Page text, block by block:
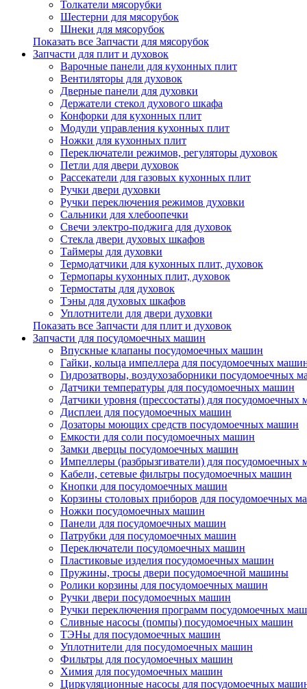
Толкатели мясорубки
Шестерни для мясорубок
Шнеки для мясорубок
Показать все Запчасти для мясорубок
Запчасти для плит и духовок
Варочные панели для кухонных плит
Вентиляторы для духовок
Дверные панели для духовки
Держатели стекол духового шкафа
Конфорки для кухонных плит
Модули управления кухонных плит
Ножки для кухонных плит
Переключатели режимов, регуляторы духовок
Петли для двери духовок
Рассекатели для газовых кухонных плит
Ручки двери духовки
Ручки переключения режимов духовки
Сальники для хлебоопечки
Свечи электро-поджига для духовок
Стекла двери духовых шкафов
Таймеры для духовки
Термодатчики для кухонных плит, духовок
Термопары кухонных плит, духовок
Термостаты для духовок
Тэны для духовых шкафов
Уплотнители для двери духовки
Показать все Запчасти для плит и духовок
Запчасти для посудомоечных машин
Впускные клапаны посудомоечных машин
Гайки, кольца импеллера для посудомоечных
Гидрозатворы, воздухозаборники посудомоечных
Датчики температуры для посудомоечных машин
Датчики уровня (прессостаты) для посудомоечных
Дисплеи для посудомоечных машин
Дозаторы моющих средств посудомоечных машин
Емкости для соли посудомоечных машин
Замки дверцы посудомоечных машин
Импеллеры (разбрызгиватели) для посудомоечных
Кабели, сетевые фильтры посудомоечных машин
Кнопки для посудомоечных машин
Корзины столовых приборов для посудомоечных
Ножки посудомоечных машин
Панели для посудомоечных машин
Патрубки для посудомоечных машин
Переключатели посудомоечных машин
Пластиковые изделия посудомоечных машин
Пружины, тросы двери посудомоечной машины
Ролики корзины для посудомоечных машин
Ручки двери посудомоечных машин
Ручки переключения программ посудомоечных
Сливные насосы (помпы) посудомоечных машин
ТЭНы для посудомоечных машин
Уплотнители для посудомоечных машин
Фильтры для посудомоечных машин
Химия для посудомоечных машин
Циркуляционные насосы для посудомоечных